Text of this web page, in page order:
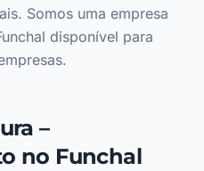
Somos uma empresa
disponível para
–
no Funchal